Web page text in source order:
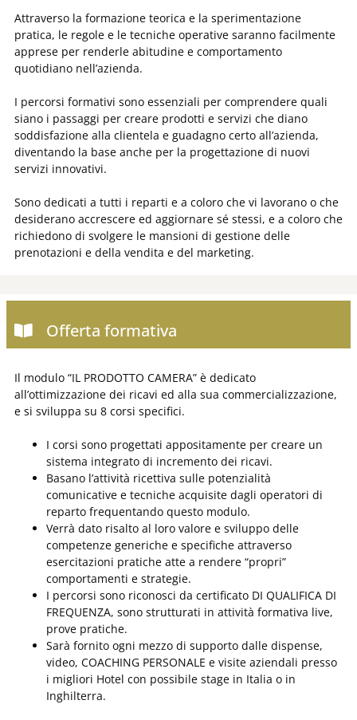
Attraverso la formazione teorica e la sperimentazione
pratica, le regole e le tecniche operative saranno facilmente
apprese per renderle abitudine e comportamento
quotidiano nell’azienda.
I percorsi formativi sono essenziali per comprendere quali
siano i passaggi per creare prodotti e servizi che diano
soddisfazione alla clientela e guadagno certo all’azienda,
diventando la base anche per la progettazione di nuovi
servizi innovativi.
Sono dedicati a tutti i reparti e a coloro che vi lavorano o che
desiderano accrescere ed aggiornare sé stessi, e a coloro che
richiedono di svolgere le mansioni di gestione delle
prenotazioni e della vendita e del marketing.
Offerta formativa
Il modulo “IL PRODOTTO CAMERA” è dedicato
all’ottimizzazione dei ricavi ed alla sua commercializzazione,
e si sviluppa su 8 corsi specifici.
I corsi sono progettati appositamente per creare un
sistema integrato di incremento dei ricavi.
Basano l’attività ricettiva sulle potenzialità
comunicative e tecniche acquisite dagli operatori di
reparto frequentando questo modulo.
Verrà dato risalto al loro valore e sviluppo delle
competenze generiche e specifiche attraverso
esercitazioni pratiche atte a rendere “propri”
comportamenti e strategie.
I percorsi sono riconosci da certificato DI QUALIFICA DI
FREQUENZA, sono strutturati in attività formativa live,
prove pratiche.
Sarà fornito ogni mezzo di supporto dalle dispense,
video, COACHING PERSONALE e visite aziendali presso
i migliori Hotel con possibile stage in Italia o in
Inghilterra.